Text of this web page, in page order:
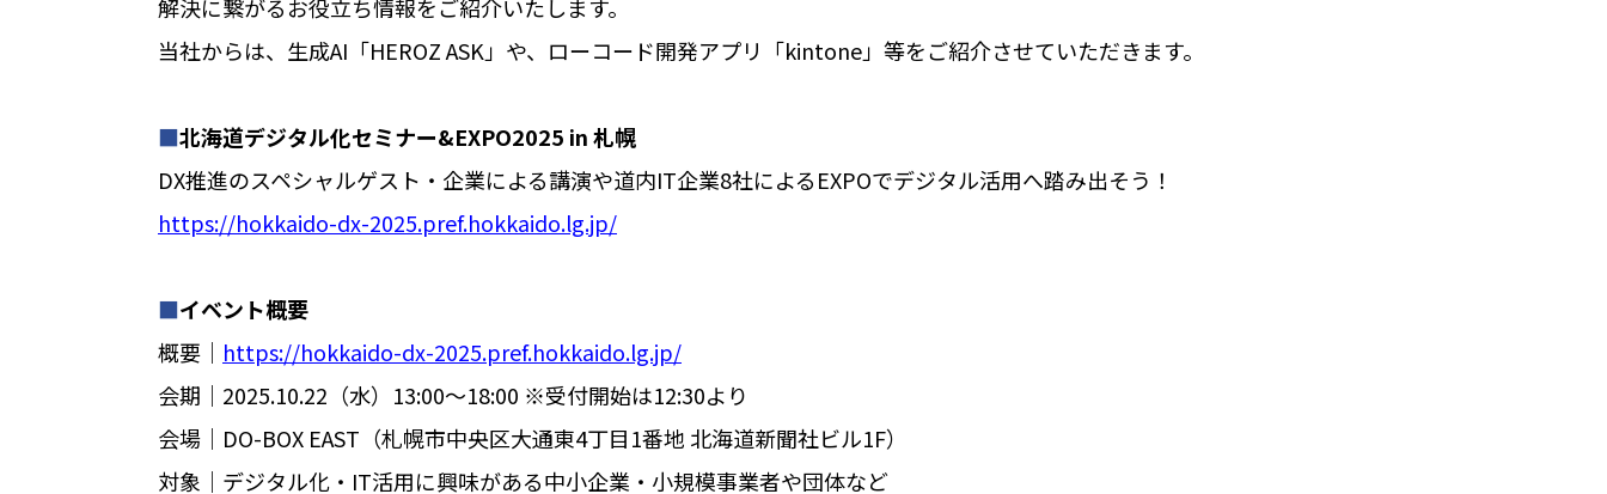
解決に繋がるお役立ち情報をご紹介いたします。
当社からは、生成AI「HEROZ ASK」や、ローコード開発アプリ「kintone」等をご紹介させていただきます。
■北海道デジタル化セミナー&EXPO2025 in 札幌
DX推進のスペシャルゲスト・企業による講演や道内IT企業8社によるEXPOでデジタル活用へ踏み出そう！
https://hokkaido-dx-2025.pref.hokkaido.lg.jp/
■イベント概要
概要│ https://hokkaido-dx-2025.pref.hokkaido.lg.jp/
会期│2025.10.22（水）13:00～18:00 ※受付開始は12:30より
会場│DO-BOX EAST（札幌市中央区大通東4丁目1番地 北海道新聞社ビル1F）
対象│デジタル化・IT活用に興味がある中小企業・小規模事業者や団体など